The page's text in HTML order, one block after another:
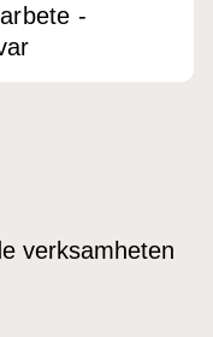
-
verksamheten